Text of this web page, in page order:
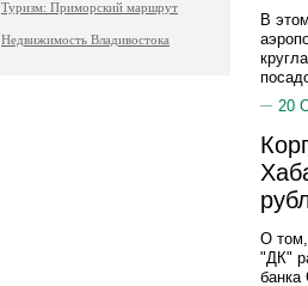
Туризм: Приморский маршрут
Недвижимость Владивостока
В
20
О том,
"ДК"